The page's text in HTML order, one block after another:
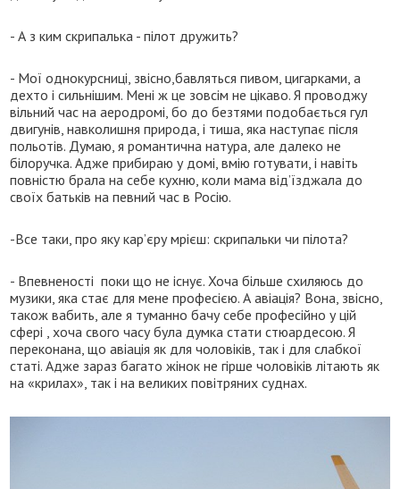
- А з ким скрипалька - пілот дружить?
- Мої однокурсниці, звісно,бавляться пивом, цигарками, а
дехто і сильнішим. Мені ж це зовсім не цікаво. Я проводжу
вільний час на аеродромі, бо до безтями подобається гул
двигунів, навколишня природа, і тиша, яка наступає після
польотів. Думаю, я романтична натура, але далеко не
білоручка. Адже прибираю у домі, вмію готувати, і навіть
повністю брала на себе кухню, коли мама від’їзджала до
своїх батьків на певний час в Росію.
-Все таки, про яку кар’єру мрієш: скрипальки чи пілота?
- Впевненості поки що не існує. Хоча більше схиляюсь до
музики, яка стає для мене професією. А авіація? Вона, звісно,
також вабить, але я туманно бачу себе професійно у цій
сфері , хоча свого часу була думка стати стюардесою. Я
переконана, що авіація як для чоловіків, так і для слабкої
статі. Адже зараз багато жінок не гірше чоловіків літають як
на «крилах», так і на великих повітряних суднах.